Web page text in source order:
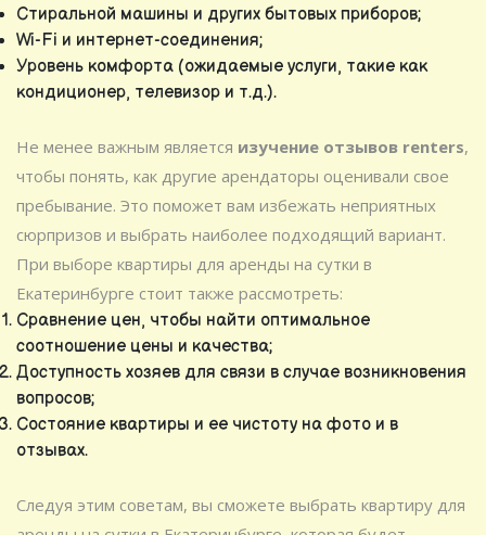
Стиральной машины и других бытовых приборов;
Wi-Fi и интернет-соединения;
Уровень комфорта (ожидаемые услуги, такие как
кондиционер, телевизор и т.д.).
Не менее важным является изучение отзывов renters,
чтобы понять, как другие арендаторы оценивали свое
пребывание. Это поможет вам избежать неприятных
сюрпризов и выбрать наиболее подходящий вариант.
При выборе квартиры для аренды на сутки в
Екатеринбурге стоит также рассмотреть:
Сравнение цен, чтобы найти оптимальное
соотношение цены и качества;
Доступность хозяев для связи в случае возникновения
вопросов;
Состояние квартиры и ее чистоту на фото и в
отзывах.
Следуя этим советам, вы сможете выбрать квартиру для